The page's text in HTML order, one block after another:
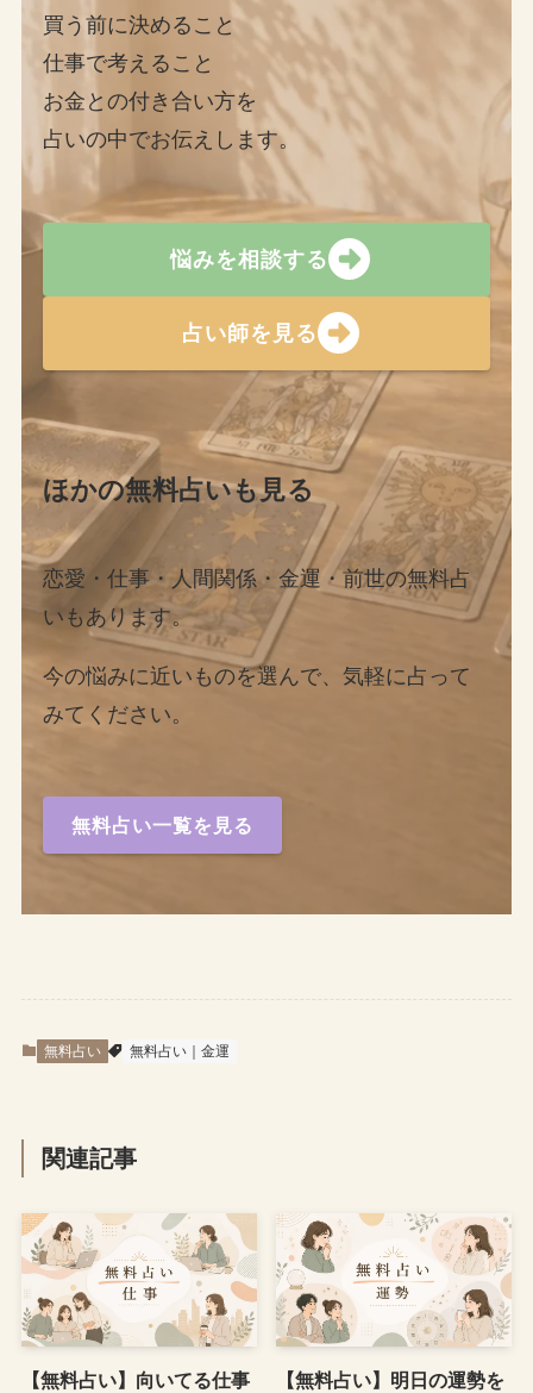
買う前に決めること
仕事で考えること
お金との付き合い方を
占いの中でお伝えします。
悩みを相談する
占い師を見る
ほかの無料占いも見る
恋愛・仕事・人間関係・金運・前世の無料占
いもあります。
今の悩みに近いものを選んで、気軽に占って
みてください。
無料占い一覧を見る
無料占い 無料占い｜金運
関連記事
【無料占い】向いてる仕事
【無料占い】明日の運勢を